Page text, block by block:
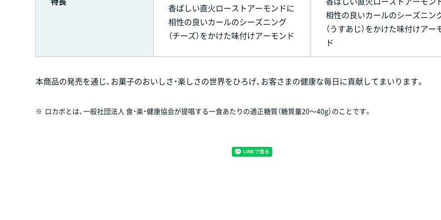
香ばしい直火ローストアーモンドに
相性の良いカールのシーズニング
（チーズ）をかけた味付けアーモンド
相性の良いカールのシーズニン
（うすあじ）をかけた味付けアー
ド
本商品の発売を通じ、お菓子のおいしさ・楽しさの世界をひろげ、お客さまの健康な毎日に貢献してまいります。
※ ロカボとは、一般社団法人 食・楽・健康協会が提唱する一食あたりの適正糖質（糖質量20～40g）のことです。